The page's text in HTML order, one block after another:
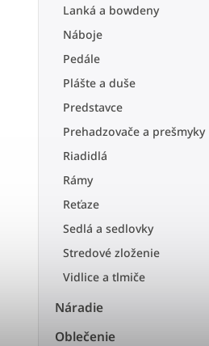
Lanká a bowdeny
Náboje
Pedále
Plášte a duše
Predstavce
Prehadzovače a prešmyky
Riadidlá
Rámy
Reťaze
Sedlá a sedlovky
Stredové zloženie
Vidlice a tlmiče
Náradie
Oblečenie